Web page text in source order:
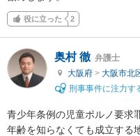
役に立った 2
奥村 徹 弁護士
大阪府 > 大阪市北
刑事事件に注力す
青少年条例の児童ポルノ要求
年齢を知らなくても成立する